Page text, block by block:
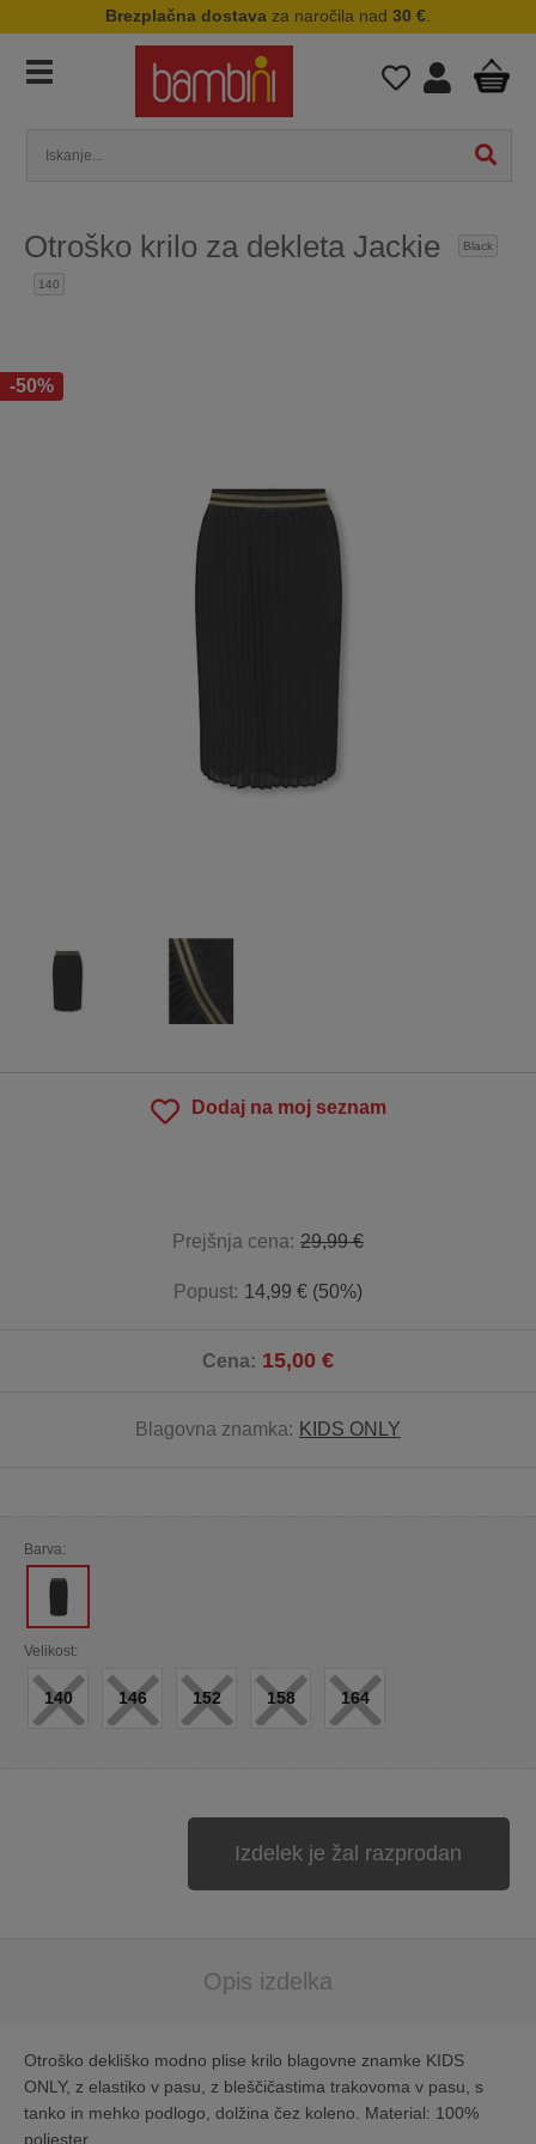
Brezplačna dostava za naročila nad 30 €
Otroško krilo za dekleta Jackie Black
140
-50%
Dodaj na moj seznam
Prejšnja cena: 29,99 €
Popust: 14,99 € (50%)
Cena: 15,00 €
Blagovna znamka: KIDS ONLY
Barva:
Velikost:
140
× 146
× 152
× 158
× 164
×
Izdelek je žal razprodan
Opis izdelka
Otroško dekliško modno plise krilo blagovne znamke KIDS
ONLY, z elastiko v pasu, z bleščičastima trakovoma v pasu, s
tanko in mehko podlogo, dolžina čez koleno. Material: 100%
poliester